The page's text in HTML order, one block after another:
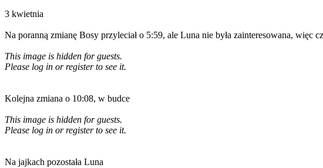
3 kwietnia
Na poranną zmianę Bosy przyleciał o 5:59, ale Luna nie była zainteresowana, więc
This image is hidden for guests.
Please log in or register to see it.
Kolejna zmiana o 10:08, w budce
This image is hidden for guests.
Please log in or register to see it.
Na jajkach pozostała Luna